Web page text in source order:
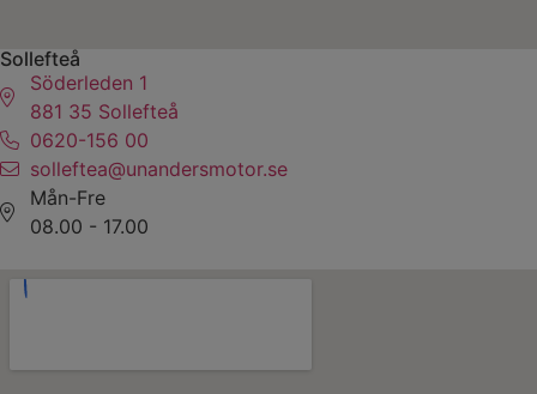
Sollefteå
Söderleden 1
881 35 Sollefteå
0620-156 00
solleftea@unandersmotor.se
Mån-Fre
08.00 - 17.00